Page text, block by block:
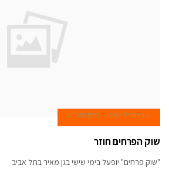
4 באפריל 2007 חיים נחתומי
שוק הפרחים חוזר
"שוק פרחים" יופעל בימי שישי בגן מאיר בתל אביב